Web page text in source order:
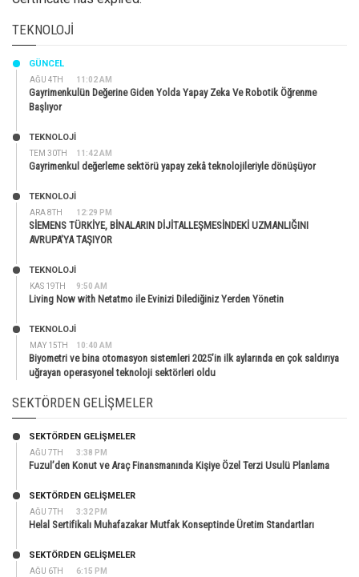
TEKNOLOJI
AĞU 4TH 11:02 AM
GÜNCEL
Gayrimenkulün Değerine Giden Yolda Yapay Zeka Ve Robotik Öğrenme
Başlıyor
TEM 30TH 11:42 AM
TEKNOLOJİ
Gayrimenkul değerleme sektörü yapay zekâ teknolojileriyle dönüşüyor
ARA 8TH 12:29 PM
TEKNOLOJİ
SİEMENS TÜRKİYE, BİNALARIN DİJİTALLEŞMESİNDEKİ UZMANLIĞINI
AVRUPA’YA TAŞIYOR
KAS 19TH 9:50 AM
TEKNOLOJİ
Living Now with Netatmo ile Evinizi Dilediğiniz Yerden Yönetin
MAY 15TH 10:40 AM
TEKNOLOJİ
Biyometri ve bina otomasyon sistemleri 2025’in ilk aylarında en çok saldırıya
uğrayan operasyonel teknoloji sektörleri oldu
SEKTÖRDEN GELIŞMELER
AĞU 7TH 3:38 PM
SEKTÖRDEN GELIŞMELER
Fuzul’den Konut ve Araç Finansmanında Kişiye Özel Terzi Usulü Planlama
AĞU 7TH 3:32 PM
SEKTÖRDEN GELIŞMELER
Helal Sertifikalı Muhafazakar Mutfak Konseptinde Üretim Standartları
AĞU 6TH 6:15 PM
SEKTÖRDEN GELIŞMELER